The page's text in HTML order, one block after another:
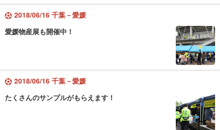
2018/06/16 千葉－愛媛
愛媛物産展も開催中！
2018/06/16 千葉－愛媛
たくさんのサンプルがもらえます！